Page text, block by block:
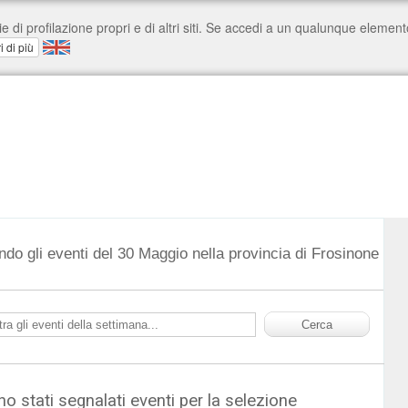
gli eventi del 30 Maggio nella provincia di Frosinone
stati segnalati eventi per la selezione